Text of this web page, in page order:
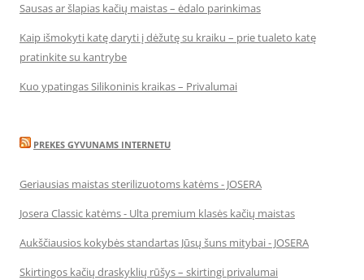
Sausas ar šlapias kačių maistas – ėdalo parinkimas
Kaip išmokyti katę daryti į dėžutę su kraiku – prie tualeto katę
pratinkite su kantrybe
Kuo ypatingas Silikoninis kraikas – Privalumai
PREKES GYVUNAMS INTERNETU
Geriausias maistas sterilizuotoms katėms - JOSERA
Josera Classic katėms - Ulta premium klasės kačių maistas
Aukščiausios kokybės standartas Jūsų šuns mitybai - JOSERA
Skirtingos kačių draskyklių rūšys – skirtingi privalumai